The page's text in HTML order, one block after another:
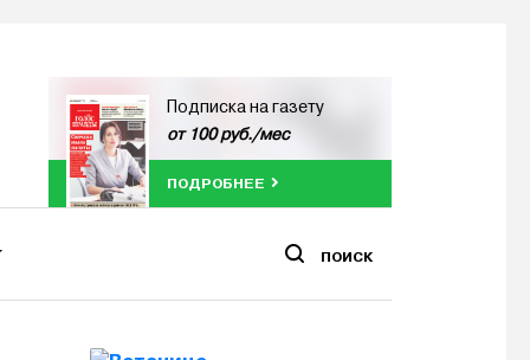
Подписка на газету
от 100 руб./мес
ПОДРОБНЕЕ
ПОИСК